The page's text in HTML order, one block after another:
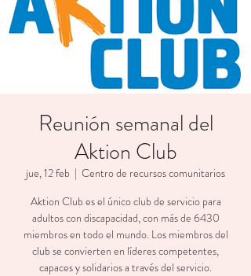
Reunión semanal del
Aktion Club
jue, 12 feb
  |
Centro de recursos comunitarios
Aktion Club es el único club de servicio para
adultos con discapacidad, con más de 6430
miembros en todo el mundo. Los miembros del
club se convierten en líderes competentes,
capaces y solidarios a través del servicio.